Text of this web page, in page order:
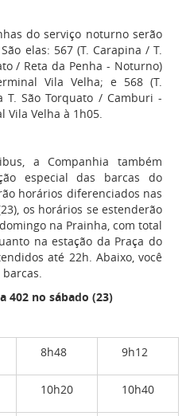
do serviço noturno serão
elas: 567 (T. Carapina / T.
/ Reta da Penha - Noturno)
Vila Velha; e 568 (T.
T. São Torquato / Camburi -
Vila Velha à 1h05.
a Companhia também
especial das barcas do
horários diferenciados nas
os horários se estenderão
na Prainha, com total
na estação da Praça do
até 22h. Abaixo, você
402 no sábado (23)
8h48 9h12
10h20 10h40